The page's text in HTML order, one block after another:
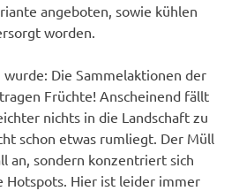
angeboten, sowie kühlen
worden.
wurde: Die Sammelaktionen der
Früchte! Anscheinend fällt
nichts in die Landschaft zu
schon etwas rumliegt. Der Müll
an, sondern konzentriert sich
Hotspots. Hier ist leider immer